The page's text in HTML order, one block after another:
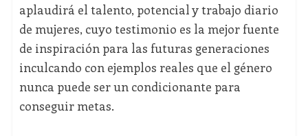
aplaudirá el talento, potencial y trabajo diario
de mujeres, cuyo testimonio es la mejor fuente
de inspiración para las futuras generaciones
inculcando con ejemplos reales que el género
nunca puede ser un condicionante para
conseguir metas.